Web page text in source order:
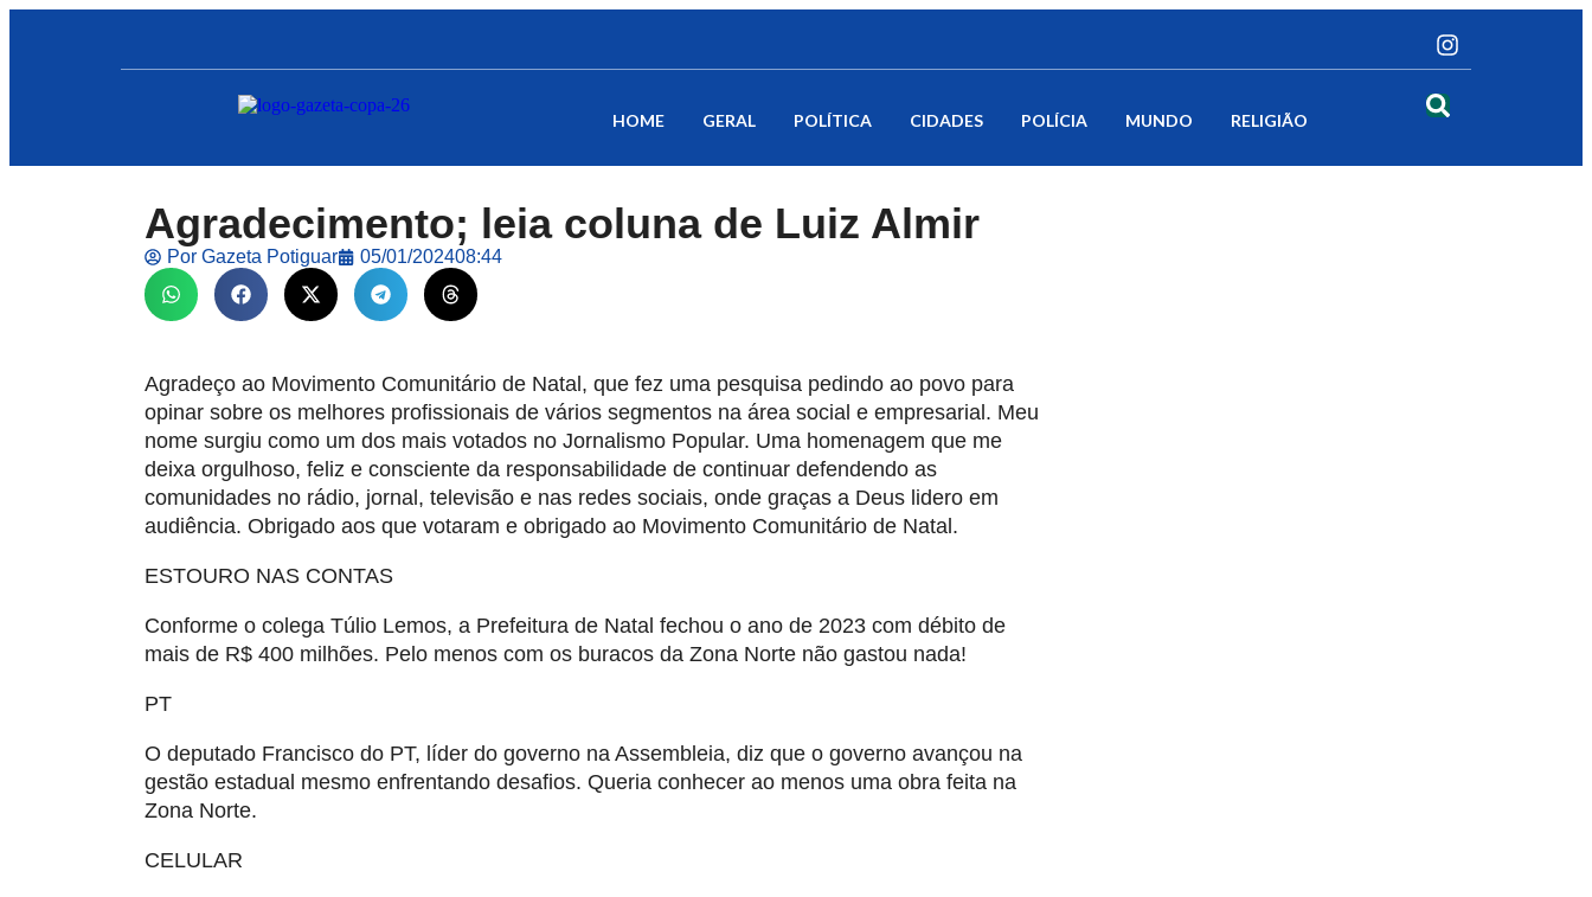
HOME GERAL POLÍTICA CIDADES POLÍCIA MUNDO RELIGIÃO
Agradecimento; leia coluna de Luiz Almir
Por Gazeta Potiguar 05/01/202408:44
Agradeço ao Movimento Comunitário de Natal, que fez uma pesquisa pedindo ao povo para
opinar sobre os melhores profissionais de vários segmentos na área social e empresarial. Meu
nome surgiu como um dos mais votados no Jornalismo Popular. Uma homenagem que me
deixa orgulhoso, feliz e consciente da responsabilidade de continuar defendendo as
comunidades no rádio, jornal, televisão e nas redes sociais, onde graças a Deus lidero em
audiência. Obrigado aos que votaram e obrigado ao Movimento Comunitário de Natal.
ESTOURO NAS CONTAS
Conforme o colega Túlio Lemos, a Prefeitura de Natal fechou o ano de 2023 com débito de
mais de R$ 400 milhões. Pelo menos com os buracos da Zona Norte não gastou nada!
PT
O deputado Francisco do PT, líder do governo na Assembleia, diz que o governo avançou na
gestão estadual mesmo enfrentando desafios. Queria conhecer ao menos uma obra feita na
Zona Norte.
CELULAR